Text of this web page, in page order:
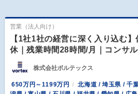
営業（法人向け）
【1社1社の経営に深く入り込む
休｜残業時間28時間/月｜コンサ
株式会社ボルテックス
650万円～1199万円
北海道 / 埼玉県 / 千